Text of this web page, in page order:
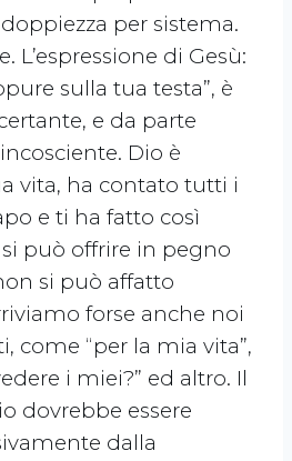
per sistema.
L’espressione di Gesù:
sulla tua testa”, è
e da parte
Dio è
vita, ha contato tutti i
e ti ha fatto così
può offrire in pegno
si può affatto
forse anche noi
come “per la mia vita”,
i miei?” ed altro. Il
dovrebbe essere
dalla